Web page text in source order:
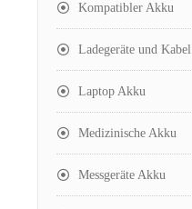
Kompatibler Akku
Ladegeräte und Kabel
Laptop Akku
Medizinische Akku
Messgeräte Akku